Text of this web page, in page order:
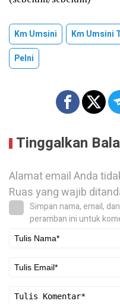
Km Umsini Km Umsini
Pelni
Tinggalkan
Alamat email Anda
Ruas yang wajib
Simpan nama, email,
peramban ini untuk